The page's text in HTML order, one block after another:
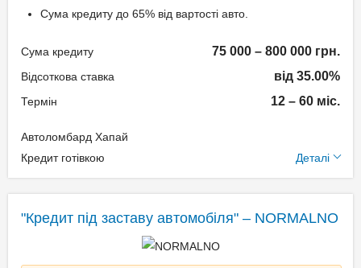
На розрахунковий
підтвердження доходу
авто;
Сума кредиту до 65% від вартості авто.
Сума кредиту 75 000 – 800 000 грн.
Відсоткова ставка від 35.00%
Термін 12 – 60 міс.
Автоломбард Хапай
Кредит готівкою
Деталі
Одноразова комісія: 1,5%
Щомісячна комісія: 0.00%
Спосіб погашення:
"Кредит під заставу автомобіля" – NORMALNO